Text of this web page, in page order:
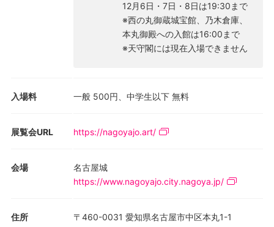
12月6日・7日・8日は19:30まで
※西の丸御蔵城宝館、乃木倉庫、
本丸御殿への入館は16:00まで
※天守閣には現在入場できません
入場料 一般 500円、中学生以下 無料
展覧会URL https://nagoyajo.art/
会場
名古屋城
https://www.nagoyajo.city.nagoya.jp/
住所 〒460-0031 愛知県名古屋市中区本丸1-1